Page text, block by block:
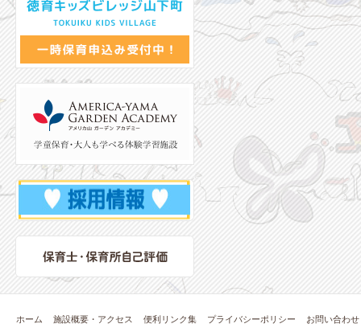
ホーム 施設概要・アクセス 便利リンク集 プライバシーポリシー お問い合わせ